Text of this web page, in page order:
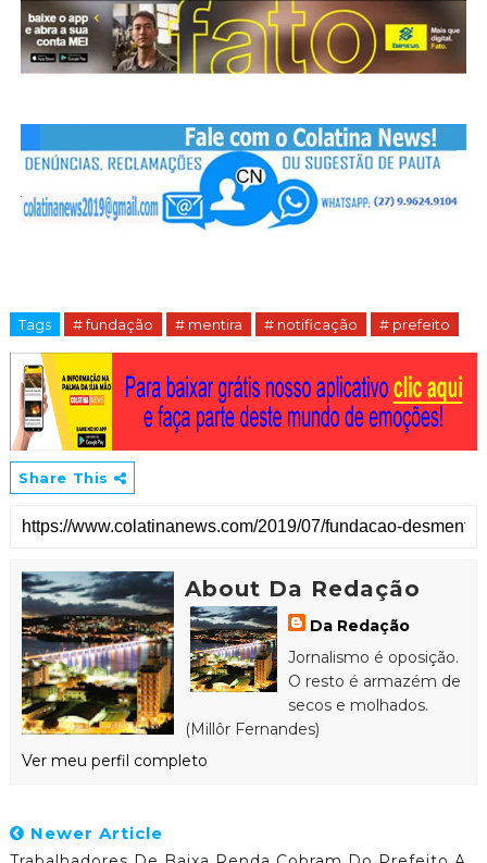
Tags # fundação # mentira # notificação # prefeito
Share This
About Da Redação
Da Redação
Jornalismo é oposição.
O resto é armazém de
secos e molhados.
(Millôr Fernandes)
Ver meu perfil completo
Newer Article